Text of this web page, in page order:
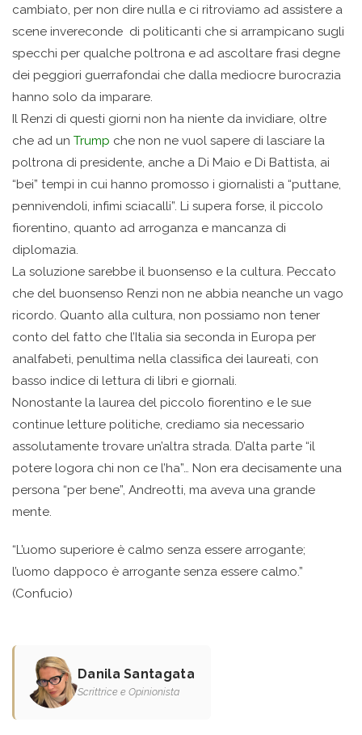
cambiato, per non dire nulla e ci ritroviamo ad assistere a
scene invereconde di politicanti che si arrampicano sugli
specchi per qualche poltrona e ad ascoltare frasi degne
dei peggiori guerrafondai che dalla mediocre burocrazia
hanno solo da imparare.
Il Renzi di questi giorni non ha niente da invidiare, oltre
che ad un Trump che non ne vuol sapere di lasciare la
poltrona di presidente, anche a Di Maio e Di Battista, ai
“bei” tempi in cui hanno promosso i giornalisti a “puttane,
pennivendoli, infimi sciacalli”. Li supera forse, il piccolo
fiorentino, quanto ad arroganza e mancanza di
diplomazia.
La soluzione sarebbe il buonsenso e la cultura. Peccato
che del buonsenso Renzi non ne abbia neanche un vago
ricordo. Quanto alla cultura, non possiamo non tener
conto del fatto che l’Italia sia seconda in Europa per
analfabeti, penultima nella classifica dei laureati, con
basso indice di lettura di libri e giornali.
Nonostante la laurea del piccolo fiorentino e le sue
continue letture politiche, crediamo sia necessario
assolutamente trovare un’altra strada. D’alta parte “il
potere logora chi non ce l’ha”… Non era decisamente una
persona “per bene”, Andreotti, ma aveva una grande
mente.
“L’uomo superiore è calmo senza essere arrogante;
l’uomo dappoco è arrogante senza essere calmo.”
(Confucio)
Danila Santagata
Scrittrice e Opinionista